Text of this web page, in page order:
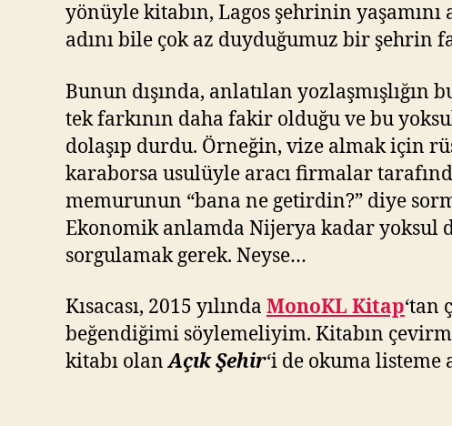
yönüyle kitabın, Lagos şehrinin
adını bile çok az duyduğumuz bir şehrin
Bunun dışında, anlatılan
tek farkının daha fakir olduğu ve bu
dolaşıp durdu. Örneğin, vize almak için
karaborsa usulüyle aracı firmalar
memurunun “bana ne getirdin?” diye
Ekonomik anlamda Nijerya kadar yoksul
sorgulamak gerek. Neyse…
Kısacası, 2015 yılında MonoKL Kitap‘tan
beğendiğimi söylemeliyim. Kitabın
kitabı olanAçık Şehir‘i de okuma